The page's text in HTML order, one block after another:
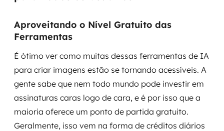
Aproveitando o Nível Gratuito das
Ferramentas
É ótimo ver como muitas dessas ferramentas de IA
para criar imagens estão se tornando acessíveis. A
gente sabe que nem todo mundo pode investir em
assinaturas caras logo de cara, e é por isso que a
maioria oferece um ponto de partida gratuito.
Geralmente, isso vem na forma de créditos diários